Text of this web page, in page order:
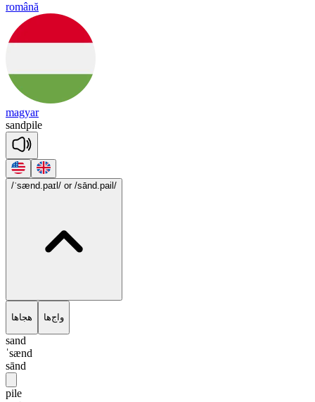
română
magyar
sandpile
/ˈsænd.paɪl/ or /sānd.pail/
هجاها واج‌ها
sand
ˈsænd
sānd
pile